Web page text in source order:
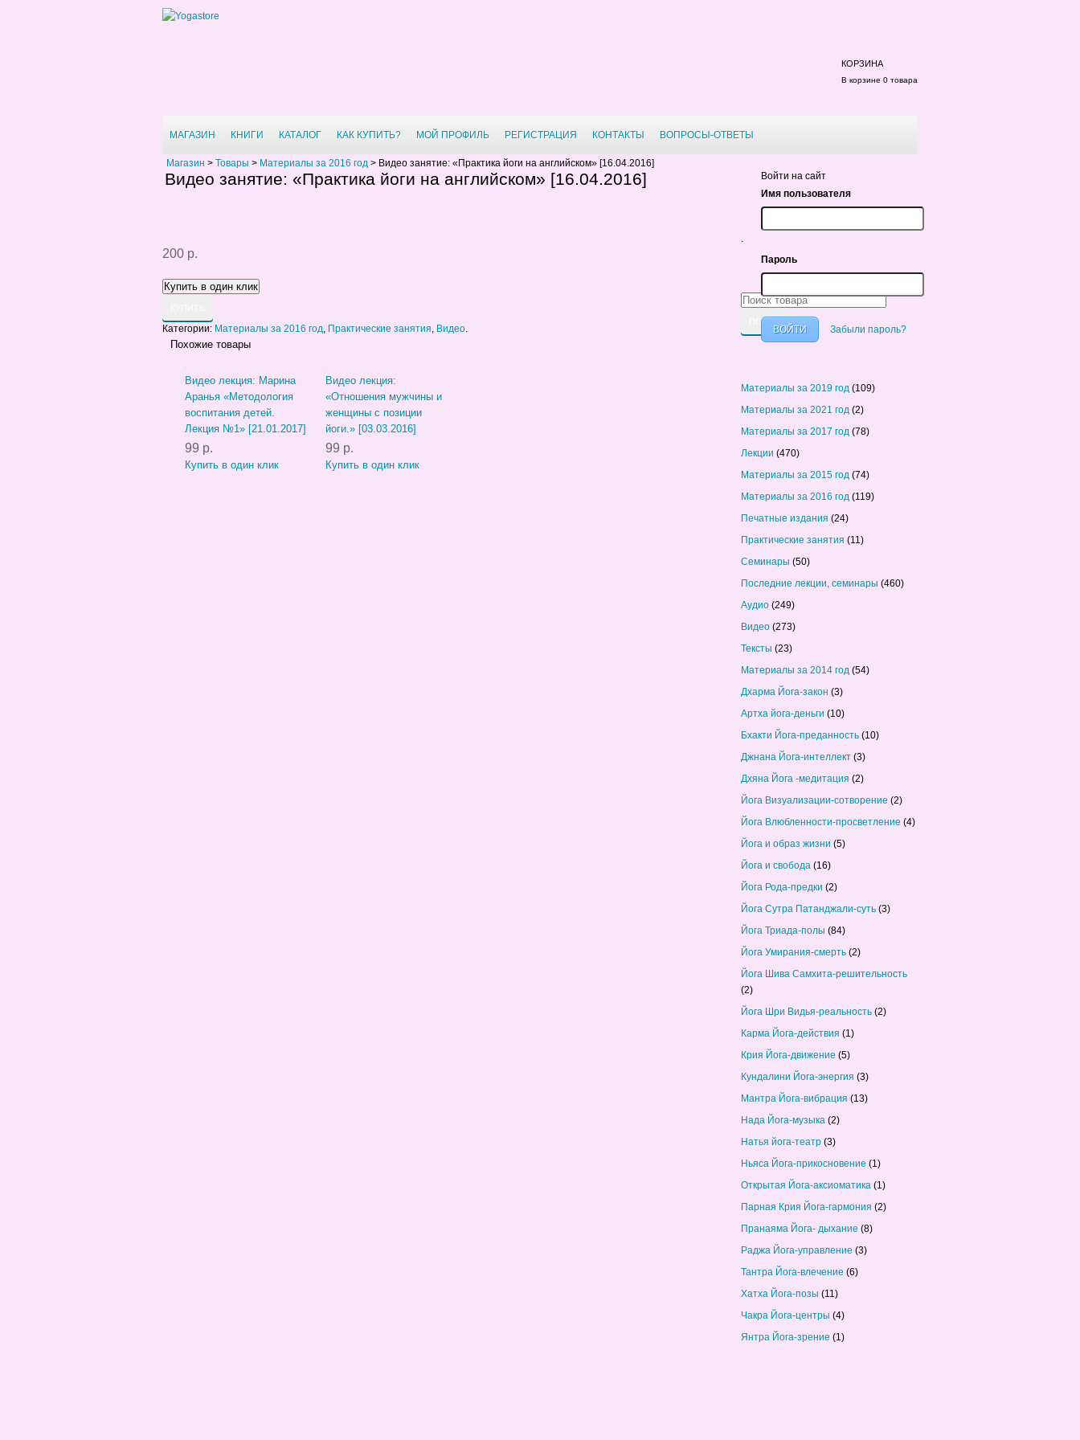
КОРЗИНА
В корзине 0 товара
МАГАЗИН КНИГИ КАТАЛОГ КАК КУПИТЬ? МОЙ ПРОФИЛЬ РЕГИСТРАЦИЯ КОНТАКТЫ ВОПРОСЫ-ОТВЕТЫ
Магазин > Товары > Материалы за 2016 год > Видео занятие: «Практика йоги на английском» [16.04.2016]
Видео занятие: «Практика йоги на английском» [16.04.2016]
Войти на сайт
Имя пользователя
Пароль
Забыли пароль?
200 р.
Категории: Материалы за 2016 год, Практические занятия, Видео.
Похожие товары
Видео лекция: Марина
Аранья «Методология
воспитания детей.
Лекция №1» [21.01.2017]
99 р.
Купить в один клик
Видео лекция:
«Отношения мужчины и
женщины с позиции
йоги.» [03.03.2016]
99 р.
Купить в один клик
.
Материалы за 2019 год (109)
Материалы за 2021 год (2)
Материалы за 2017 год (78)
Лекции (470)
Материалы за 2015 год (74)
Материалы за 2016 год (119)
Печатные издания (24)
Практические занятия (11)
Семинары (50)
Последние лекции, семинары (460)
Аудио (249)
Видео (273)
Тексты (23)
Материалы за 2014 год (54)
Дхарма Йога-закон (3)
Артха йога-деньги (10)
Бхакти Йога-преданность (10)
Джнана Йога-интеллект (3)
Дхяна Йога -медитация (2)
Йога Визуализации-сотворение (2)
Йога Влюбленности-просветление (4)
Йога и образ жизни (5)
Йога и свобода (16)
Йога Рода-предки (2)
Йога Сутра Патанджали-суть (3)
Йога Триада-полы (84)
Йога Умирания-смерть (2)
Йога Шива Самхита-решительность
(2)
Йога Шри Видья-реальность (2)
Карма Йога-действия (1)
Крия Йога-движение (5)
Кундалини Йога-энергия (3)
Мантра Йога-вибрация (13)
Нада Йога-музыка (2)
Натья йога-театр (3)
Ньяса Йога-прикосновение (1)
Открытая Йога-аксиоматика (1)
Парная Крия Йога-гармония (2)
Пранаяма Йога- дыхание (8)
Раджа Йога-управление (3)
Тантра Йога-влечение (6)
Хатха Йога-позы (11)
Чакра Йога-центры (4)
Янтра Йога-зрение (1)